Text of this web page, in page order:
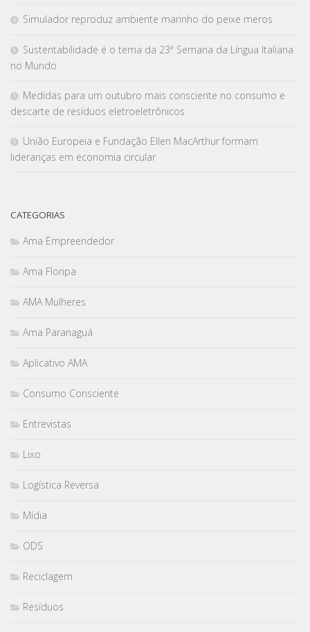
Simulador reproduz ambiente marinho do peixe meros
Sustentabilidade é o tema da 23ª Semana da Língua Italiana
no Mundo
Medidas para um outubro mais consciente no consumo e
descarte de resíduos eletroeletrônicos
União Europeia e Fundação Ellen MacArthur formam
lideranças em economia circular
CATEGORIAS
Ama Empreendedor
Ama Floripa
AMA Mulheres
Ama Paranaguá
Aplicativo AMA
Consumo Consciente
Entrevistas
Lixo
Logística Reversa
Mídia
ODS
Reciclagem
Resíduos